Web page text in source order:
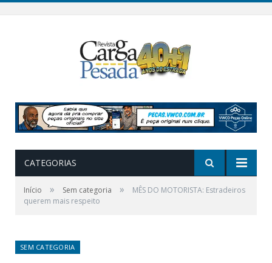
CATEGORIAS
Início » Sem categoria »
MÊS DO MOTORISTA: Estradeiros
querem mais respeito
SEM CATEGORIA